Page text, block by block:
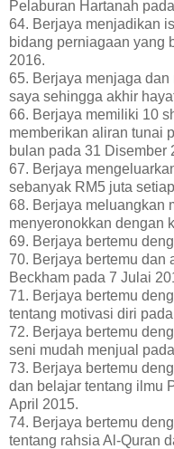
Pelaburan Hartanah
64. Berjaya menjadikan
bidang perniagaan yang
2016.
65. Berjaya menjaga
saya sehingga akhir
66. Berjaya memiliki 10
memberikan aliran tunai
bulan pada 31 Disember
67. Berjaya
sebanyak RM5 juta
68. Berjaya meluangkan
menyeronokkan dengan
69. Berjaya bertemu
70. Berjaya bertemu dan
Beckham pada 7 Julai
71. Berjaya bertemu
tentang motivasi diri
72. Berjaya bertemu
seni mudah menjual
73. Berjaya bertemu
dan belajar tentang ilmu
April 2015.
74. Berjaya bertemu
tentang rahsia Al-Quran